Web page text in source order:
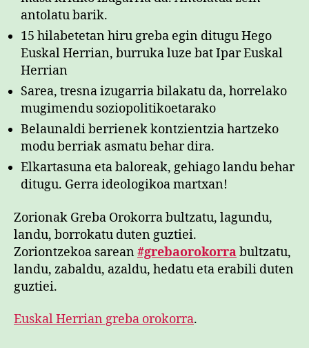
antolatu barik.
15 hilabetetan hiru greba egin ditugu Hego
Euskal Herrian, burruka luze bat Ipar Euskal
Herrian
Sarea, tresna izugarria bilakatu da, horrelako
mugimendu soziopolitikoetarako
Belaunaldi berrienek kontzientzia hartzeko
modu berriak asmatu behar dira.
Elkartasuna eta baloreak, gehiago landu behar
ditugu. Gerra ideologikoa martxan!
Zorionak Greba Orokorra bultzatu, lagundu,
landu, borrokatu duten guztiei.
Zoriontzekoa sarean#grebaorokorrabultzatu,
landu, zabaldu, azaldu, hedatu eta erabili duten
guztiei.
Euskal Herrian greba orokorra.